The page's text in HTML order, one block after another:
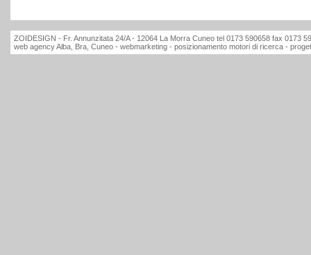
ZOIDESIGN - Fr. Annunzitata 24/A - 12064 La Morra Cuneo tel 0173 590658 fax 0173
web agency Alba, Bra, Cuneo - webmarketing - posizionamento motori di ricerca -